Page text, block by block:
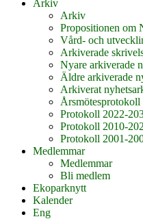
Arkiv
Arkiv
Propositionen om
Vård- och
Arkiverade
Nyare arkiverade
Äldre arkiverade
Arkiverat
Årsmötesprotokoll
Protokoll 2022-
Protokoll 2010-
Protokoll 2001-
Medlemmar
Medlemmar
Bli medlem
Ekoparknytt
Kalender
Eng